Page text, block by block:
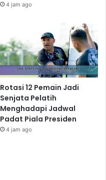
4 jam ago
Rotasi 12 Pemain Jadi
Senjata Pelatih
Menghadapi Jadwal
Padat Piala Presiden
4 jam ago